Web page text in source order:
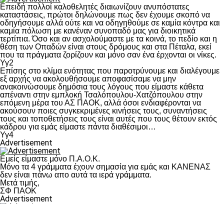
Επειδή πολλοί καλοθελητές διαιωνίζουν ανυπόστατες
καταστάσεις, πρώτοι δηλώνουμε πως δεν έχουμε σκοπό να
οδηγήσουμε αλλά ούτε και να οδηγηθούμε σε καμία κόντρα και
καμία πόλωση με κανέναν συνοπαδό μας για διοικητικά
τερτίπια. Όσο και αν ασχολούμαστε με τα κοινά, το πεδίο και η
θέση των Οπαδών είναι στους δρόμους και στα Πέταλα, εκεί
που τα πράγματα ζορίζουν και μόνο σαν ένα έρχονται οι νίκες.
Υγ2
Επίσης στο κλίμα ενότητας που παροτρύνουμε και διαλέγουμε
εξ αρχής να ακολουθήσουμε αποφασίσαμε να μην
ανακοινώσουμε δημόσια τους λόγους που είμαστε κάθετα
απέναντι στην εμπλοκή Τσαλόπουλου-Χατζόπουλου στην
επόμενη μέρα του ΑΣ ΠΑΟΚ, αλλά όσοι ενδιαφέρονται να
ακούσουν ποιες συγκεκριμένες κινήσεις τους, συναντήσεις
τους και τοποθετήσεις τους είναι αυτές που τους θέτουν εκτός
κάδρου για εμάς είμαστε πάντα διαθέσιμοι…
Υγ4
Advertisement
Εμείς είμαστε μόνο Π.Α.Ο.Κ.
Μόνο τα 4 γράμματα έχουν σημασία για εμάς και ΚΑΝΕΝΑΣ
δεν είναι πάνω απο αυτά τα ιερά γράμματα.
Μετά τιμής,
ΣΦ ΠΑΟΚ
Advertisement